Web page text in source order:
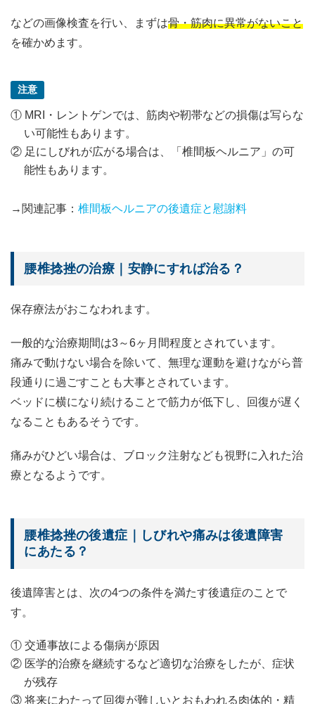
などの画像検査を行い、まずは骨・筋肉に異常がないこと
を確かめます。
注意
① MRI・レントゲンでは、筋肉や靭帯などの損傷は写らな
い可能性もあります。
② 足にしびれが広がる場合は、「椎間板ヘルニア」の可
能性もあります。
→関連記事： 椎間板ヘルニアの後遺症と慰謝料
腰椎捻挫の治療｜安静にすれば治る？
保存療法がおこなわれます。
一般的な治療期間は3～6ヶ月間程度とされています。
痛みで動けない場合を除いて、無理な運動を避けながら普
段通りに過ごすことも大事とされています。
ベッドに横になり続けることで筋力が低下し、回復が遅く
なることもあるそうです。
痛みがひどい場合は、ブロック注射なども視野に入れた治
療となるようです。
腰椎捻挫の後遺症｜しびれや痛みは後遺障害
にあたる？
後遺障害とは、次の4つの条件を満たす後遺症のことで
す。
① 交通事故による傷病が原因
② 医学的治療を継続するなど適切な治療をしたが、症状
が残存
③ 将来にわたって回復が難しいとおもわれる肉体的・精